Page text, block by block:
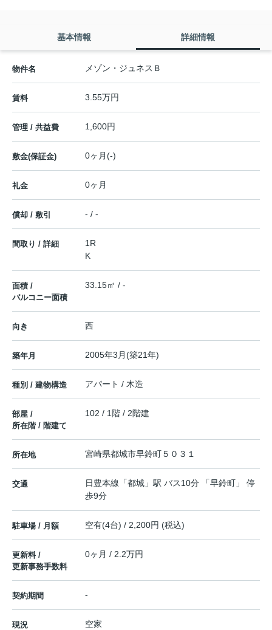
基本情報 詳細情報
物件名 メゾン・ジュネスＢ
賃料 3.55万円
管理 / 共益費 1,600円
敷金(保証金) 0ヶ月(-)
礼金 0ヶ月
償却 / 敷引 - / -
間取り / 詳細
1R
K
面積 /
バルコニー面積
33.15㎡ / -
向き 西
築年月 2005年3月(築21年)
種別 / 建物構造 アパート / 木造
部屋 /
所在階 / 階建て
102 / 1階 / 2階建
所在地 宮崎県都城市早鈴町５０３１
交通 日豊本線 「都城 」駅 バス10分 「早鈴町」 停
歩9分
駐車場 / 月額 空有(4台) / 2,200円 (税込)
更新料 /
更新事務手数料
0ヶ月 / 2.2万円
契約期間 -
現況 空家